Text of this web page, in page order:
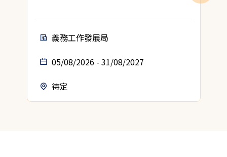
義務工作發展局
05/08/2026 - 31/08/2027
待定